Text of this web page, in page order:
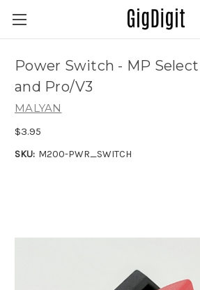
Power Switch - MP Select
and Pro/V3
MALYAN
$3.95
SKU: M200-PWR_SWITCH